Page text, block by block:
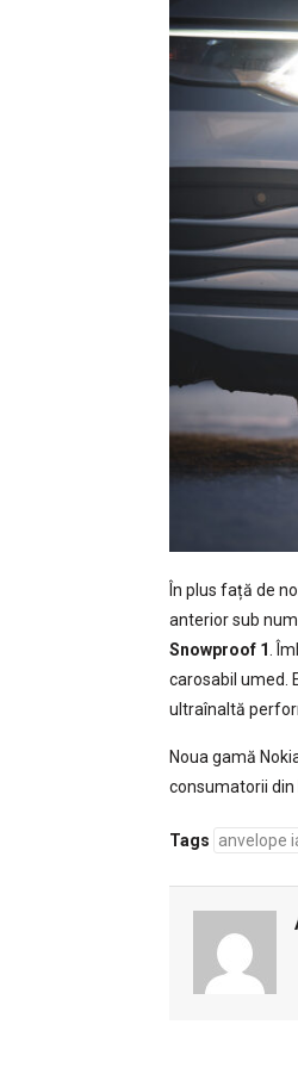
În plus față de
anterior sub
Snowproof 1
.
carosabil umed.
ultraînaltă
Noua gamă
consumatorii din
Tags anvelope